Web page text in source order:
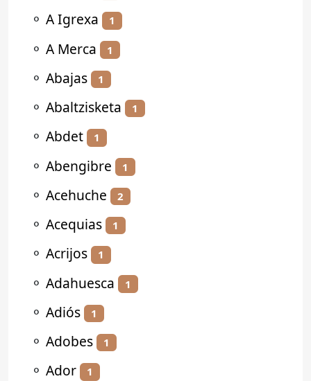
⚬ A Igrexa 1
⚬ A Merca 1
⚬ Abajas 1
⚬ Abaltzisketa 1
⚬ Abdet 1
⚬ Abengibre 1
⚬ Acehuche 2
⚬ Acequias 1
⚬ Acrijos 1
⚬ Adahuesca 1
⚬ Adiós 1
⚬ Adobes 1
⚬ Ador 1